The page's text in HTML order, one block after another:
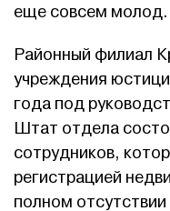
еще совсем молод.
Районный филиал
учреждения
года под
Штат отдела
сотрудников,
регистрацией
полном